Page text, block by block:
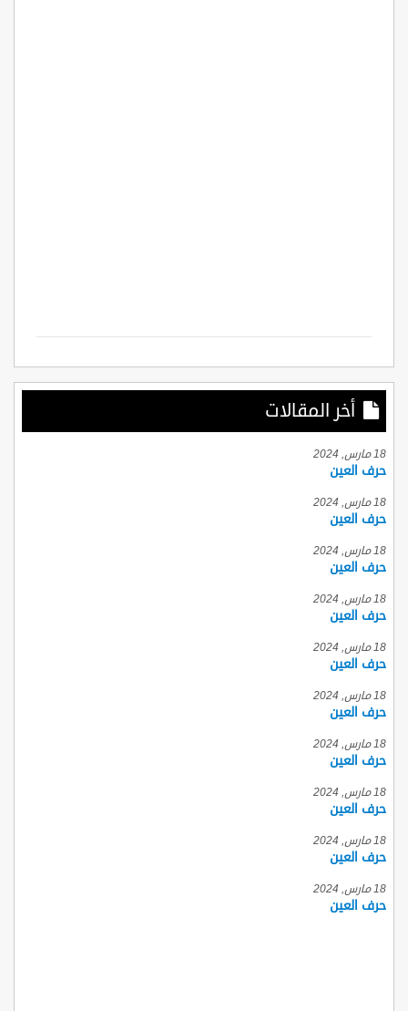
أخر المقالات
18 مارس, 2024
حرف العين
18 مارس, 2024
حرف العين
18 مارس, 2024
حرف العين
18 مارس, 2024
حرف العين
18 مارس, 2024
حرف العين
18 مارس, 2024
حرف العين
18 مارس, 2024
حرف العين
18 مارس, 2024
حرف العين
18 مارس, 2024
حرف العين
18 مارس, 2024
حرف العين